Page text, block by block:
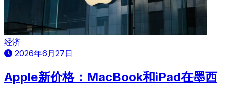
经济
2026年6月27日
Apple新价格：MacBook和iPad在墨西